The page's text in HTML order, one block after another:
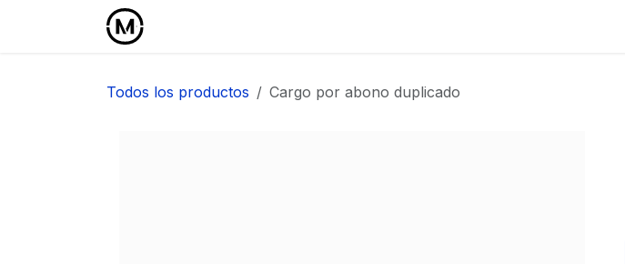
Todos los productos Cargo por abono duplicado